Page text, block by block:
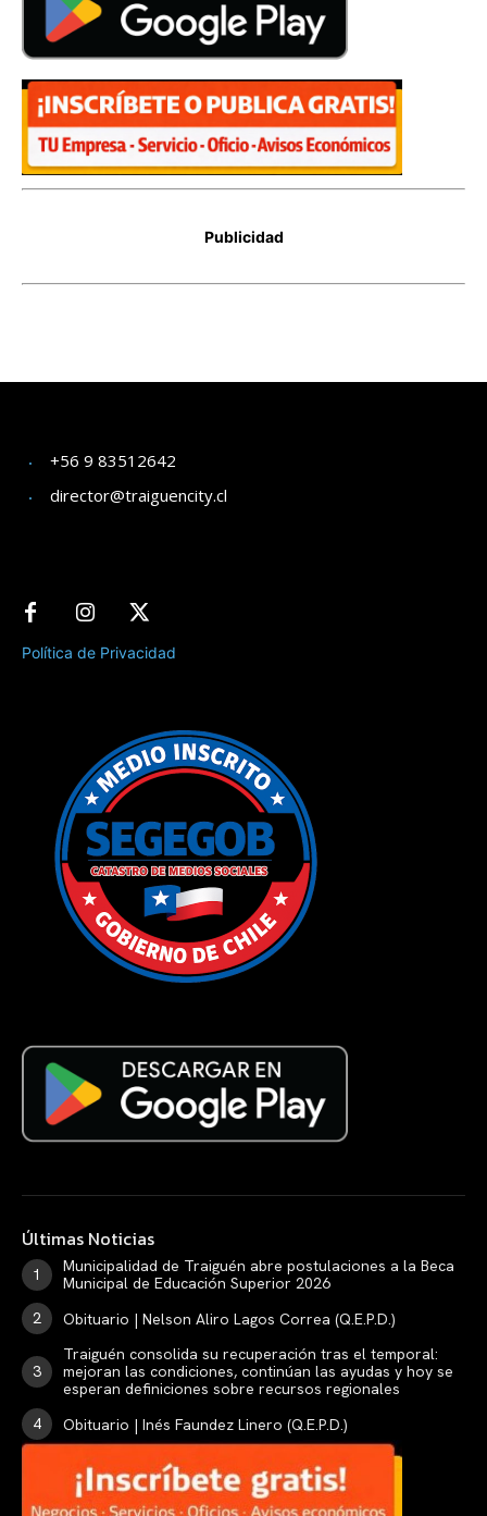
+56 9 83512642
director@traiguencity.cl
Política de Privacidad
Últimas Noticias
Municipalidad de Traiguén abre postulaciones a la Beca
Municipal de Educación Superior 2026
Obituario | Nelson Aliro Lagos Correa (Q.E.P.D.)
Traiguén consolida su recuperación tras el temporal:
mejoran las condiciones, continúan las ayudas y hoy se
esperan definiciones sobre recursos regionales
Obituario | Inés Faundez Linero (Q.E.P.D.)